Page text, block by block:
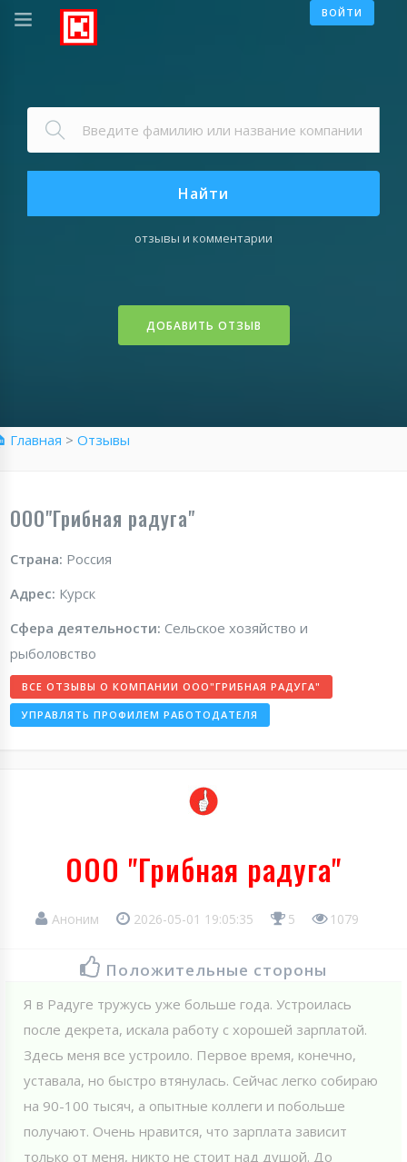
ВОЙТИ
Найти
отзывы и комментарии
ДОБАВИТЬ ОТЗЫВ
Главная > Отзывы
ООО"Грибная радуга"
Страна: Россия
Адрес: Курск
Сфера деятельности: Сельское хозяйство и
рыболовство
ВСЕ ОТЗЫВЫ О КОМПАНИИ ООО"ГРИБНАЯ РАДУГА"
УПРАВЛЯТЬ ПРОФИЛЕМ РАБОТОДАТЕЛЯ
ООО "Грибная радуга"
Аноним 2026-05-01 19:05:35 5 1079
Положительные стороны
Я в Радуге тружусь уже больше года. Устроилась
после декрета, искала работу с хорошей зарплатой.
Здесь меня все устроило. Первое время, конечно,
уставала, но быстро втянулась. Сейчас легко собираю
на 90-100 тысяч, а опытные коллеги и побольше
получают. Очень нравится, что зарплата зависит
только от меня, никто не стоит над душой. До